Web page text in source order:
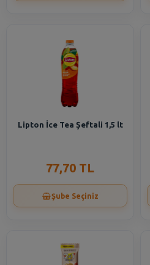
Lipton İce Tea Şeftali 1,5 lt
77,70 TL
Şube Seçiniz